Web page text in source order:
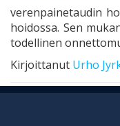
verenpainetaudin
hoidossa. Sen
todellinen
Kirjoittanut Urho